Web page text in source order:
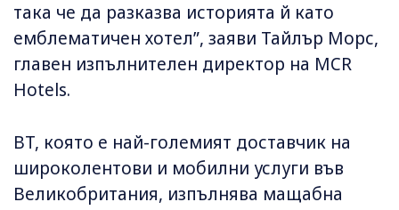
така че да разказва историята й като
емблематичен хотел”, заяви Тайлър Морс,
главен изпълнителен директор на MCR
Hotels.
BT, която е най-големият доставчик на
широколентови и мобилни услуги във
Великобритания, изпълнява мащабна